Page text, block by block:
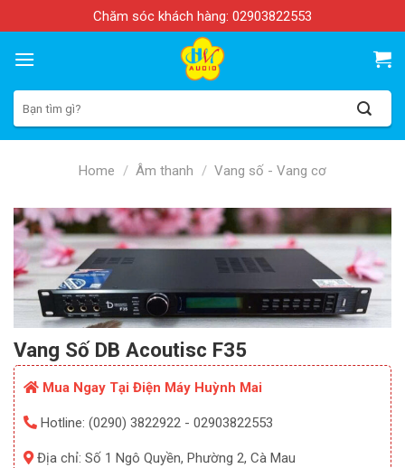
to
content
Chăm sóc khách hàng: 02903822553
for:
Home / Âm thanh / Vang số - Vang cơ
Vang Số DB Acoutisc F35
Mua Ngay Tại Điện Máy Huỳnh Mai
Hotline: (0290) 3822922 - 02903822553
Địa chỉ: Số 1 Ngô Quyền, Phường 2, Cà Mau